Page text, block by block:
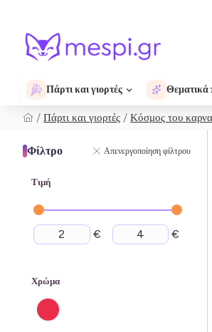
Πάρτι και γιορτές Θεματικά
Πάρτι και γιορτές Κόσμος του
Φίλτρο Απενεργοποίηση φίλτρου
Τιμή
€ €
Χρώμα